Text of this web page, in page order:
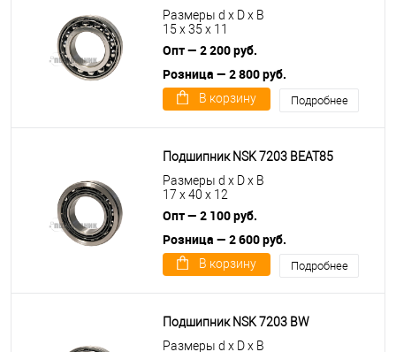
Размеры d x D x B
15 x 35 x 11
Опт — 2 200 руб.
Розница — 2 800 руб.
В корзину Подробнее
Подшипник NSK 7203 BEAT85
Размеры d x D x B
17 x 40 x 12
Опт — 2 100 руб.
Розница — 2 600 руб.
В корзину Подробнее
Подшипник NSK 7203 BW
Размеры d x D x B